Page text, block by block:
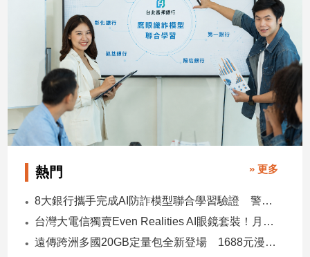
熱門 » 更多
8大銀行攜手完成AI防詐模型聯合學習驗證 警示帳戶準確度提升2倍
台灣大電信獨賣Even Realities AI眼鏡套裝！月付1399元 專案價3990
遠傳跨洲多國20GB定量包全新登場 1688元漫遊逾百國家！